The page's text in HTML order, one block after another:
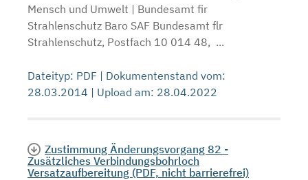
Mensch und Umwelt | Bundesamt fir
Strahlenschutz Baro SAF Bundesamt flr
Strahlenschutz, Postfach 10 014 48, ...
Dateityp: PDF | Dokumentenstand vom:
28.03.2014 | Upload am: 28.04.2022
Zustimmung Änderungsvorgang 82 -
Zusätzliches Verbindungsbohrloch
Versatzaufbereitung (PDF, nicht barrierefrei)